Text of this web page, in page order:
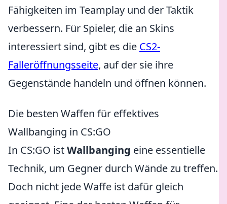
Fähigkeiten im Teamplay und der Taktik
verbessern. Für Spieler, die an Skins
interessiert sind, gibt es die CS2-
Falleröffnungsseite, auf der sie ihre
Gegenstände handeln und öffnen können.
Die besten Waffen für effektives
Wallbanging in CS:GO
In CS:GO istWallbanging eine essentielle
Technik, um Gegner durch Wände zu treffen.
Doch nicht jede Waffe ist dafür gleich